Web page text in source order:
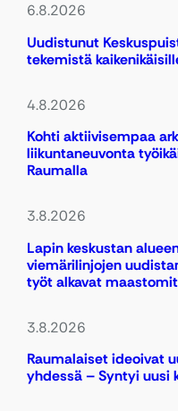
6.8.2026
Uudistunut
tekemistä
4.8.2026
Kohti aktiivisempaa
liikuntaneuvonta
Raumalla
3.8.2026
Lapin keskustan
viemärilinjojen
työt alkavat
3.8.2026
Raumalaiset ideoivat
yhdessä – Syntyi uusi